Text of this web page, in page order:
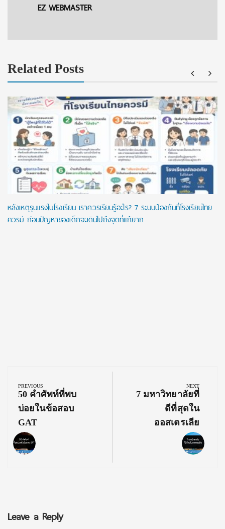
EZ WEBMASTER
Related Posts
หลังเหตุรุนแรงในโรงเรียน เราควรเรียนรู้อะไร? 7 ระบบป้องกันที่โรงเรียนไทย
ควรมี ก่อนปัญหาของเด็กจะเดินไปถึงจุดที่แก้ยาก
navigation
PREVIOUS
Previous
Post:
50 คำศัพท์ที่พบ
บ่อยในข้อสอบ
GAT
NEXT
Next
7 มหาวิทยาลัยที่
ดีที่สุดใน
ออสเตรเลีย
Leave a Reply